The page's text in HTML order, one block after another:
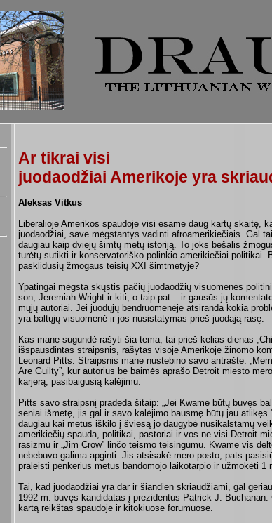
Ar tikrai visi
juodaodžiai Amerikoje yra
Aleksas Vitkus
Liberalioje Amerikos spaudoje visi esame daug kartų skaitę,
juodaodžiai, save mėgstantys vadinti afroamerikiečiais. Gal
daugiau kaip dviejų šimtų metų istoriją. To joks bešalis
turėtų sutikti ir konservatoriško polinkio amerikiečiai politikai.
pasklidusių žmogaus teisių XXI šimtmetyje?
Ypatingai mėgsta skųstis pačių juodaodžių visuomenės
son, Jeremiah Wright ir kiti, o taip pat – ir gausūs jų
mų­jų autoriai. Jei juodųjų bendruo­menėje atsiranda kokia
yra baltųjų visuomenė ir jos nusistatymas prieš juodąją rasę.
Kas mane sugundė rašyti šia te­ma, tai prieš kelias dienas
išspausdintas straipsnis, rašytas visoje Amerikoje žinomo
Leonard Pitts. Straipsnis mane nustebino savo ant­rašte:
Are Guilty”, kur autorius be baimės aprašo Detroit miesto
karjerą, pasibaigusią kalėjimu.
Pitts savo straipsnį pradeda ši­taip: „Jei Kwame būtų buvęs
seniai išmetę, jis gal ir savo kalėjimo bausmę būtų jau
daugiau kai metus iškilo į šviesą jo daugybė nusi­kalstamų
amerikiečių spauda, politikai, pastoriai ir vos ne visi Detroit
rasizmu ir „Jim Crow” linčo teismo teisingumu. Kwame vis
nebebuvo galima apginti. Jis atsisakė mero posto, pats
praleisti penkerius me­tus bandomojo laikotarpio ir užmokėti 1
Tai, kad juodaodžiai yra dar ir šiandien skriaudžiami, gal
1992 m. buvęs kandidatas į prezidentus Patrick J.
kartą reikštas spaudoje ir kitokiuose forumuose.